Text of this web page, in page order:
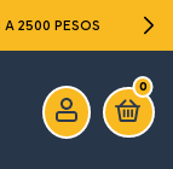
2500 PESOS
0